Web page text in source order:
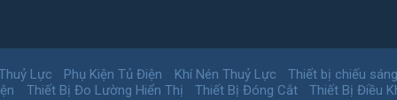
Lực Phụ Kiện Tủ Điện Khí Nén Thuỷ Lực
Thiết bị chiếu sáng
Thiết Bị Đo Lường Hiển Thị Thiết Bị Đóng Cắt Thiết Bị Điều